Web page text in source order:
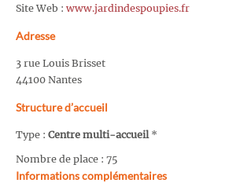
Site Web : www.jardindespoupies.fr
Adresse
3 rue Louis Brisset
44100 Nantes
Structure d’accueil
Type : Centre multi-accueil*
Nombre de place : 75
Informations complémentaires